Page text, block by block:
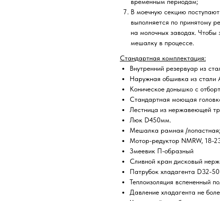
В моечную секцию
выполняется по принятому
на молочных заводах. Чтобы
мешалку в процессе.
Стандартная комплектация:
Внутренний резервуар из
Наружная обшивка из стали
Коническое донышко с
Стандартная моющая
Лестница из нержавеющей
Люк D450мм.
Мешалка рамная /лопастная;
Мотор-редуктор NMRW, 18-
Змеевик П-образный
Сливной кран дисковый
Патрубок хладагента D32-
Теплоизоляция вспененный
Давление хладагента не